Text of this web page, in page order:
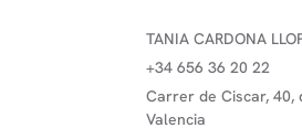
TANIA CARDONA
+34 656 36 20 22
Carrer de Ciscar, 40,
Valencia